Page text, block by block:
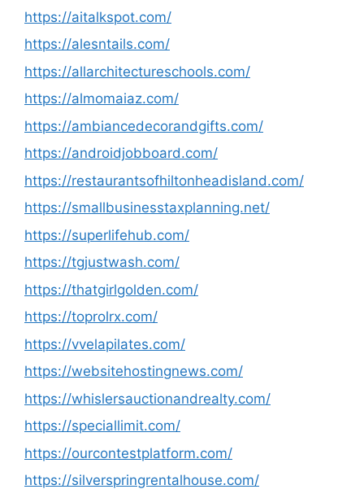
https://aitalkspot.com/
https://alesntails.com/
https://allarchitectureschools.com/
https://almomaiaz.com/
https://ambiancedecorandgifts.com/
https://androidjobboard.com/
https://restaurantsofhiltonheadisland.com/
https://smallbusinesstaxplanning.net/
https://superlifehub.com/
https://tgjustwash.com/
https://thatgirlgolden.com/
https://toprolrx.com/
https://vvelapilates.com/
https://websitehostingnews.com/
https://whislersauctionandrealty.com/
https://speciallimit.com/
https://ourcontestplatform.com/
https://silverspringrentalhouse.com/